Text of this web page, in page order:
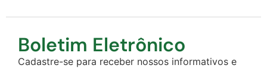
Boletim Eletrônico
Cadastre-se para receber nossos informativos e